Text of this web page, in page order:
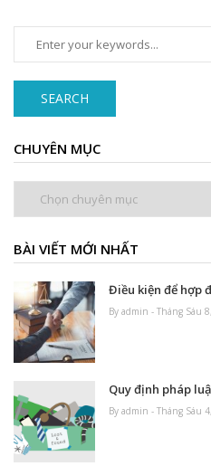
SEARCH
CHUYÊN MỤC
BÀI VIẾT MỚI NHẤT
Điều kiện để hợp
By admin - Tháng Sáu
Quy định pháp
By admin - Tháng Sáu